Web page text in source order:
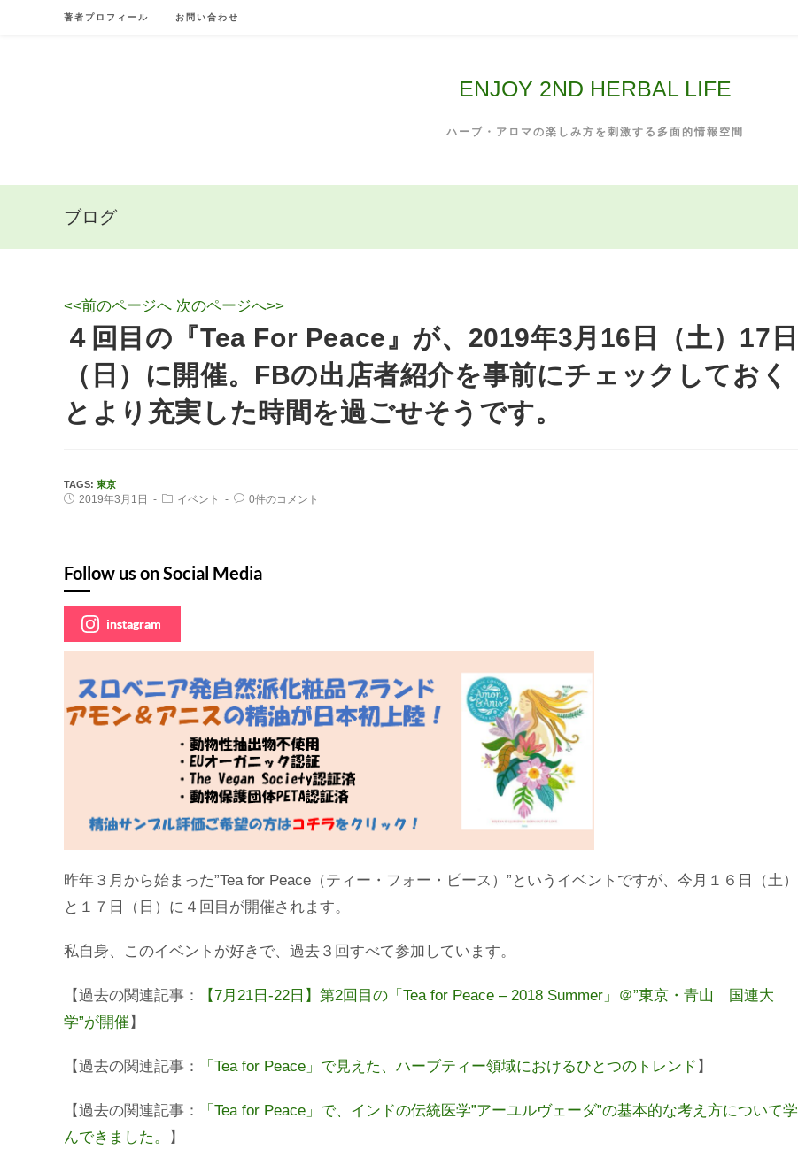
著者プロフィール お問い合わせ
ENJOY 2ND HERBAL LIFE
ハーブ・アロマの楽しみ方を刺激する多面的情報空間
ブログ
<<前のページへ 次のページへ>>
４回目の『Tea For Peace』が、2019年3月16日（土）17日
（日）に開催。FBの出店者紹介を事前にチェックしておく
とより充実した時間を過ごせそうです。
TAGS: 東京
2019年3月1日 イベント 0件のコメント
Follow us on Social Media
instagram
昨年３月から始まった”Tea for Peace（ティー・フォー・ピース）”というイベントですが、今月１６日（土）
と１７日（日）に４回目が開催されます。
私自身、このイベントが好きで、過去３回すべて参加しています。
【過去の関連記事：
【7月21日‐22日】第2回目の「Tea for Peace – 2018 Summer」＠”東京・青山 国連大
学”が開催 】
【過去の関連記事： 「Tea for Peace」で見えた、ハーブティー領域におけるひとつのトレンド 】
【過去の関連記事：
「Tea for Peace」で、インドの伝統医学”アーユルヴェーダ”の基本的な考え方について学
んできました。
】